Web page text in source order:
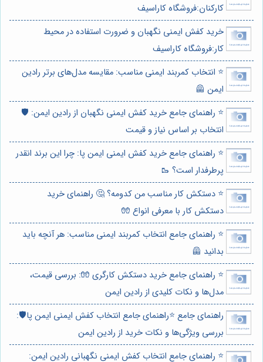
کارکنان:فروشگاه کاراسیف
خرید کفش ایمنی نگهبان و ضرورت استفاده در محیط
کار:فروشگاه کاراسیف
⭐️ انتخاب کمربند ایمنی مناسب: مقایسه مدل‌های برتر رادین
ایمن 🦺
⭐️ راهنمای جامع خرید کفش ایمنی نگهبان از رادین ایمن: 🛡️
انتخاب بر اساس نیاز و قیمت
⭐️ راهنمای جامع خرید کفش ایمنی ایمن پا: چرا این برند انقدر
پرطرفدار است؟ 🥾
⭐️ دستکش کار مناسب من کدومه؟ 🤔 راهنمای خرید
دستکش کار با معرفی انواع 🧤
⭐️ راهنمای جامع انتخاب کمربند ایمنی مناسب: هر آنچه باید
بدانید 🦺
⭐️ راهنمای جامع خرید دستکش کارگری 🧤: بررسی قیمت،
مدل‌ها و نکات کلیدی از رادین ایمن
راهنمای جامع ⭐️راهنمای جامع انتخاب کفش ایمنی ایمن پا🛡️:
بررسی ویژگی‌ها و نکات خرید از رادین ایمن
⭐️ راهنمای جامع انتخاب کفش ایمنی نگهبانی رادین ایمن: